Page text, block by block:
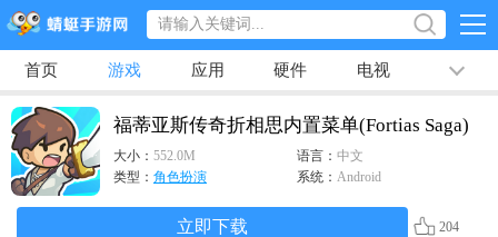
首页 游戏 应用 硬件 电视 排行榜
专题
福蒂亚斯传奇折相思内置菜单(Fortias Saga)
大小： 552.0M 语言： 中文
类型： 角色扮演 系统： Android
立即下载 204